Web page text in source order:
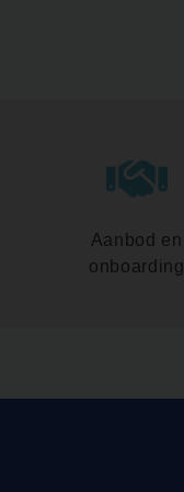
Aanbod en
onboarding